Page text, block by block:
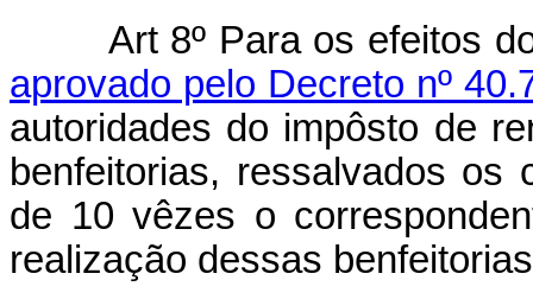
Art 8º Para os efeitos
aprovado pelo Decreto nº
autoridades do impôsto de
benfeitorias, ressalvados
de 10 vêzes o
realização dessas